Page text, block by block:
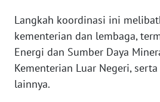
Langkah koordinasi ini
kementerian dan lembaga,
Energi dan Sumber Daya
Kementerian Luar Negeri,
lainnya.
MEDIA
SIBER
REDAKSI